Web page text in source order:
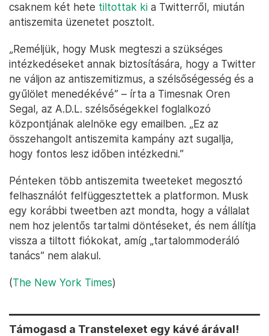
csaknem két hete tiltottak ki a Twitterről, miután
antiszemita üzenetet posztolt.
„Reméljük, hogy Musk megteszi a szükséges
intézkedéseket annak biztosítására, hogy a Twitter
ne váljon az antiszemitizmus, a szélsőségesség és a
gyűlölet menedékévé” – írta a Timesnak Oren
Segal, az A.D.L. szélsőségekkel foglalkozó
központjának alelnöke egy emailben. „Ez az
összehangolt antiszemita kampány azt sugallja,
hogy fontos lesz időben intézkedni.”
Pénteken több antiszemita tweeteket megosztó
felhasználót felfüggesztettek a platformon. Musk
egy korábbi tweetben azt mondta, hogy a vállalat
nem hoz jelentős tartalmi döntéseket, és nem állítja
vissza a tiltott fiókokat, amíg „tartalommoderáló
tanács” nem alakul.
(The New York Times)
Támogasd a Transtelexet egy kávé árával!